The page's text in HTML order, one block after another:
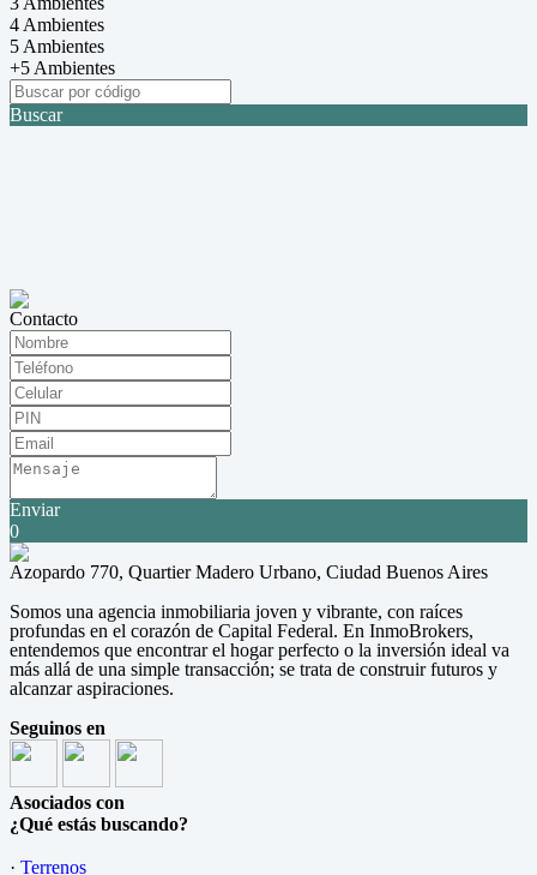
4 Ambientes
5 Ambientes
+5 Ambientes
Buscar
Contacto
Enviar
0
Azopardo 770, Quartier Madero Urbano, Ciudad Buenos Aires
Somos una agencia inmobiliaria joven y vibrante, con raíces
profundas en el corazón de Capital Federal. En InmoBrokers,
entendemos que encontrar el hogar perfecto o la inversión ideal va
más allá de una simple transacción; se trata de construir futuros y
alcanzar aspiraciones.
Seguinos en
Asociados con
¿Qué estás buscando?
· Terrenos